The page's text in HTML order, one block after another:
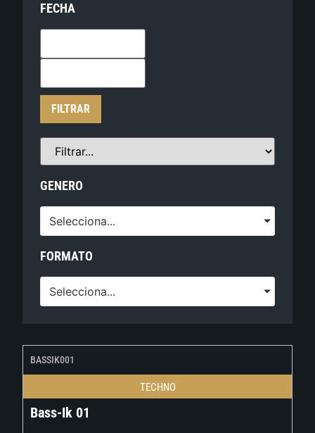
FECHA
FILTRAR
GENERO
Selecciona...
FORMATO
Selecciona...
BASSIK001
TECHNO
Bass-Ik 01